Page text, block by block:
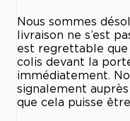
Nous sommes
livraison ne s’est
est regrettable
colis devant la
immédiatement.
signalement
que cela puisse être